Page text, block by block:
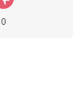
0